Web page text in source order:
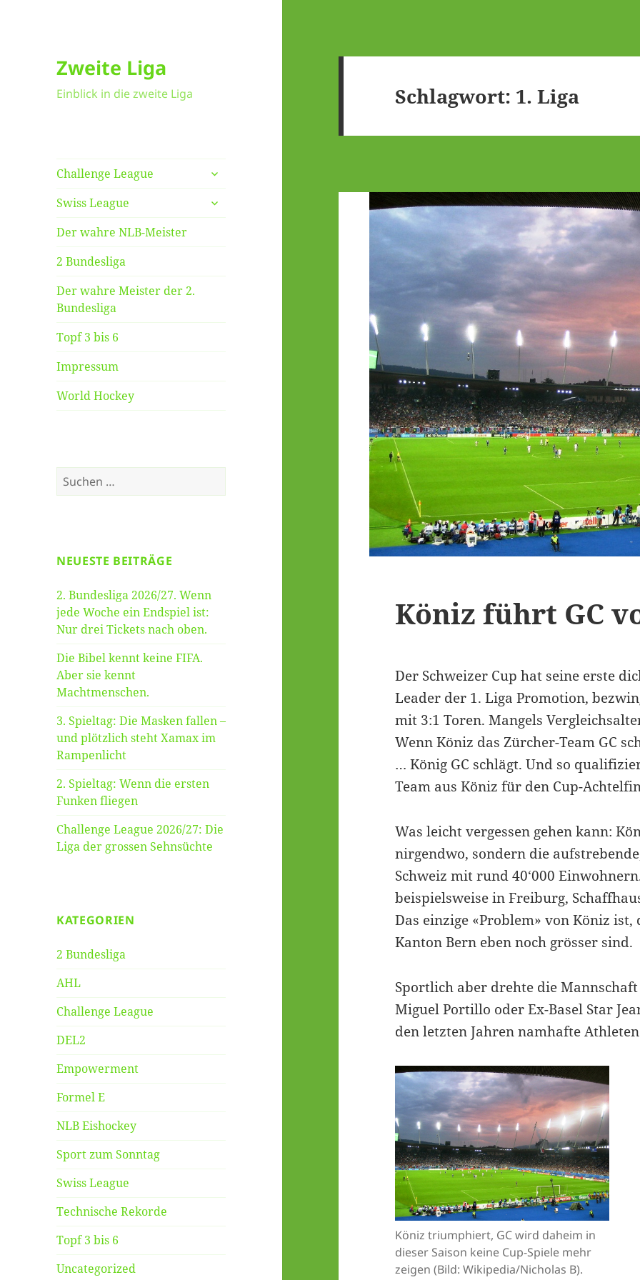
Zweite Liga
Einblick in die zweite Liga
Challenge League
untermenü
anzeigen
Swiss League
untermenü
anzeigen
Der wahre NLB-Meister
2 Bundesliga
Der wahre Meister der 2.
Bundesliga
Topf 3 bis 6
Impressum
World Hockey
Suche
nach:
NEUESTE BEITRÄGE
2. Bundesliga 2026/27. Wenn
jede Woche ein Endspiel ist:
Nur drei Tickets nach oben.
Die Bibel kennt keine FIFA.
Aber sie kennt
Machtmenschen.
3. Spieltag: Die Masken fallen –
und plötzlich steht Xamax im
Rampenlicht
2. Spieltag: Wenn die ersten
Funken fliegen
Challenge League 2026/27: Die
Liga der grossen Sehnsüchte
KATEGORIEN
2 Bundesliga
AHL
Challenge League
DEL2
Empowerment
Formel E
NLB Eishockey
Sport zum Sonntag
Swiss League
Technische Rekorde
Topf 3 bis 6
Uncategorized
Schlagwort: 1. Liga
Köniz führt GC
Der Schweizer Cup hat seine erste
Leader der 1. Liga Promotion,
mit 3:1 Toren. Mangels
Wenn Köniz das Zürcher-Team GC
… König GC schlägt. Und so
Team aus Köniz für den Cup-
Was leicht vergessen gehen kann:
nirgendwo, sondern die
Schweiz mit rund 40‘000
beispielsweise in Freiburg,
Das einzige «Problem» von Köniz
Kanton Bern eben noch grösser sind.
Sportlich aber drehte die
Miguel Portillo oder Ex-Basel Star
den letzten Jahren namhafte
Köniz triumphiert, GC wird daheim in
dieser Saison keine Cup-Spiele mehr
zeigen (Bild: Wikipedia/Nicholas B).